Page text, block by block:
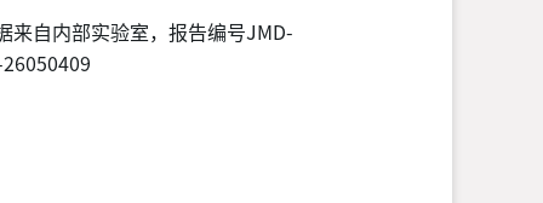
来自内部实验室，报告编号JMD-